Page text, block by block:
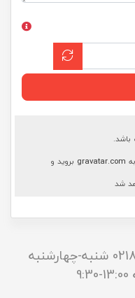
باشد.
gravatar.com بروید و
شد
09129057583 / 02188311574 شنبه-چهارشنبه